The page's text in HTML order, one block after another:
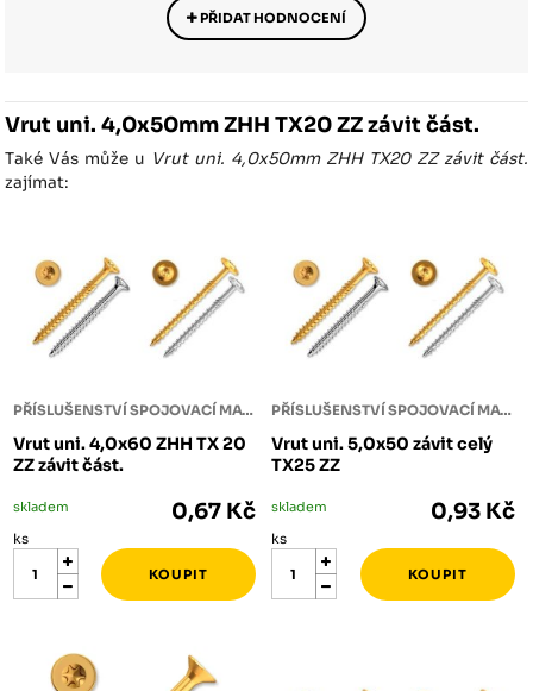
PŘIDAT HODNOCENÍ
Vrut uni. 4,0x50mm ZHH TX20 ZZ závit část.
Také Vás může u Vrut uni. 4,0x50mm ZHH TX20 ZZ závit část.
zajímat:
PŘÍSLUŠENSTVÍ SPOJOVACÍ MATERIÁL
Vrut uni. 4,0x60 ZHH TX 20
ZZ závit část.
skladem 0,67 Kč
ks
PŘÍSLUŠENSTVÍ SPOJOVACÍ MATERIÁL
Vrut uni. 5,0x50 závit celý
TX25 ZZ
skladem 0,93 Kč
ks